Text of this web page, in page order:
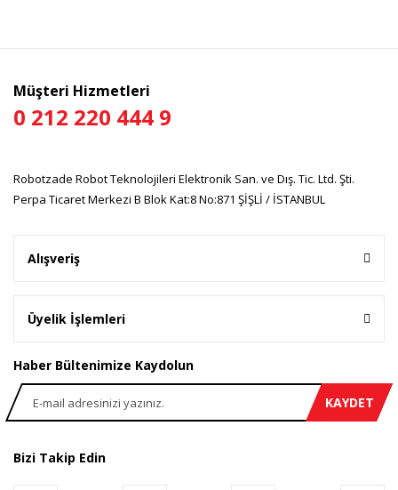
Ürün bilgilerinde hatalar bulunuyor.
Ürün fiyatı diğer sitelerden daha pahalı.
Müşteri Hizmetleri
0 212 220 444 9
Robotzade Robot Teknolojileri Elektronik San. ve Dış. Tic. Ltd. Şti.
Perpa Ticaret Merkezi B Blok Kat:8 No:871 ŞİŞLİ / İSTANBUL
Alışveriş
Üyelik İşlemleri
Haber Bültenimize Kaydolun
KAYDET
Bizi Takip Edin